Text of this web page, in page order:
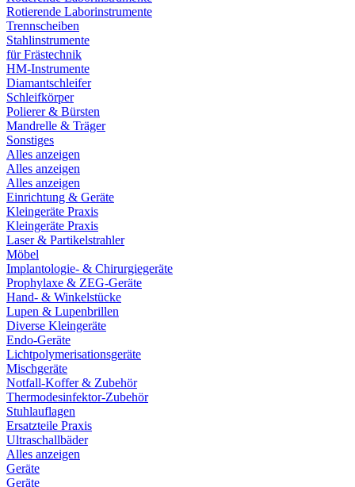
Rotierende Laborinstrumente
Trennscheiben
Stahlinstrumente
für Frästechnik
HM-Instrumente
Diamantschleifer
Schleifkörper
Polierer & Bürsten
Mandrelle & Träger
Sonstiges
Alles anzeigen
Alles anzeigen
Alles anzeigen
Einrichtung & Geräte
Kleingeräte Praxis
Kleingeräte Praxis
Laser & Partikelstrahler
Möbel
Implantologie- & Chirurgiegeräte
Prophylaxe & ZEG-Geräte
Hand- & Winkelstücke
Lupen & Lupenbrillen
Diverse Kleingeräte
Endo-Geräte
Lichtpolymerisationsgeräte
Mischgeräte
Notfall-Koffer & Zubehör
Thermodesinfektor-Zubehör
Stuhlauflagen
Ersatzteile Praxis
Ultraschallbäder
Alles anzeigen
Geräte
Geräte